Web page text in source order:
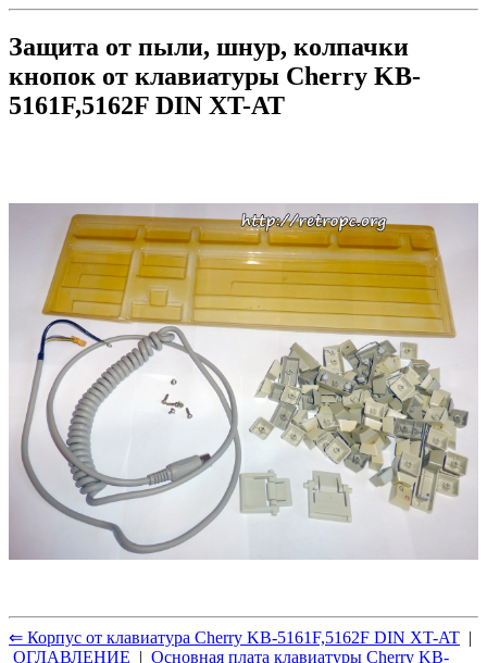
Защита от пыли, шнур, колпачки
кнопок от клавиатуры Cherry KB-
5161F,5162F DIN XT-AT
⇐ Корпус от клавиатура Cherry KB-5161F,5162F DIN XT-AT |
ОГЛАВЛЕНИЕ | Основная плата клавиатуры Cherry KB-